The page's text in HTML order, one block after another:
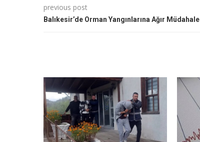
previous post
Balıkesir’de Orman Yangınlarına Ağır Müdahale